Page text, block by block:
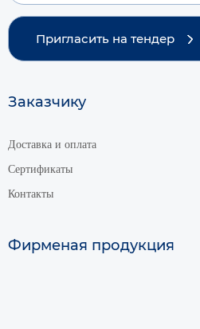
Пригласить на тендер
Заказчику
Доставка и оплата
Сертификаты
Контакты
Фирменая продукция